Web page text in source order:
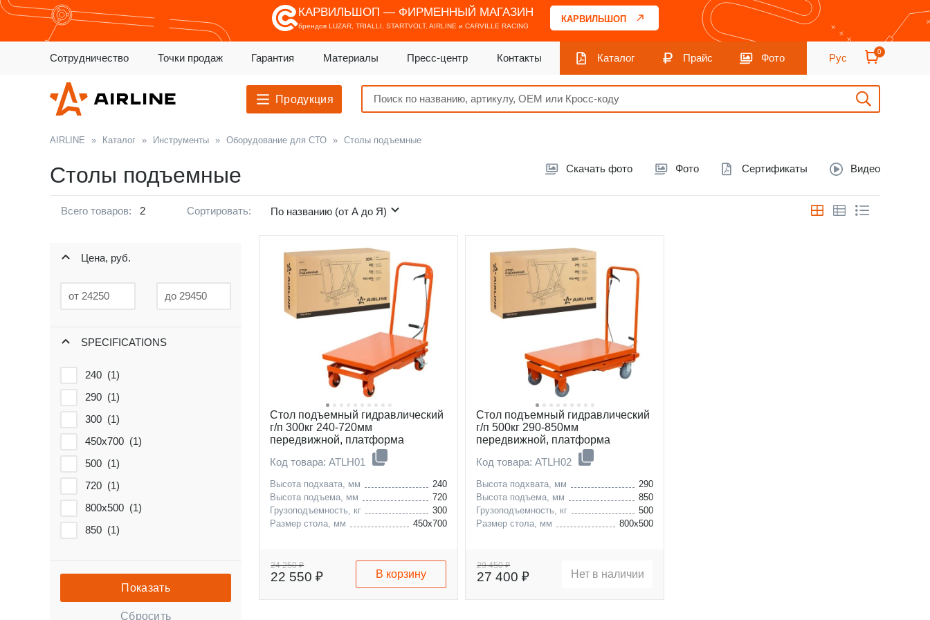
КАРВИЛЬШОП — ФИРМЕННЫЙ МАГАЗИН
брендов LUZAR, TRIALLI, STARTVOLT, AIRLINE и CARVILLE RACING
КАРВИЛЬШОП
Сотрудничество Точки продаж Гарантия Материалы Пресс-центр Контакты Каталог Прайс Фото Рус
0
Продукция
AIRLINE » Каталог » Инструменты » Оборудование для СТО » Столы подъемные
Столы подъемные Скачать фото Фото Сертификаты Видео
Всего товаров: 2 Сортировать: По названию (от А до Я)
Цена, руб.
SPECIFICATIONS
240 (1)
290 (1)
300 (1)
450х700 (1)
500 (1)
720 (1)
800х500 (1)
850 (1)
Стол подъемный гидравлический
г/п 300кг 240-720мм
передвижной, платформа
Код товара: ATLH01
Высота подхвата, мм
240
Высота подъема, мм
720
Грузоподъемность, кг
300
Размер стола, мм
450х700
24 250 ₽
22 550 ₽ В корзину
Стол подъемный гидравлический
г/п 500кг 290-850мм
передвижной, платформа
Код товара: ATLH02
Высота подхвата, мм
290
Высота подъема, мм
850
Грузоподъемность, кг
500
Размер стола, мм
800х500
29 450 ₽
27 400 ₽ Нет в наличии